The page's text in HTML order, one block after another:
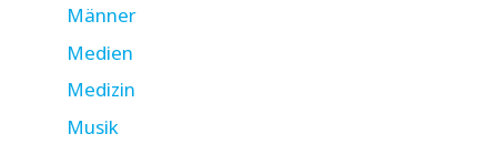
Männer
Medien
Medizin
Musik